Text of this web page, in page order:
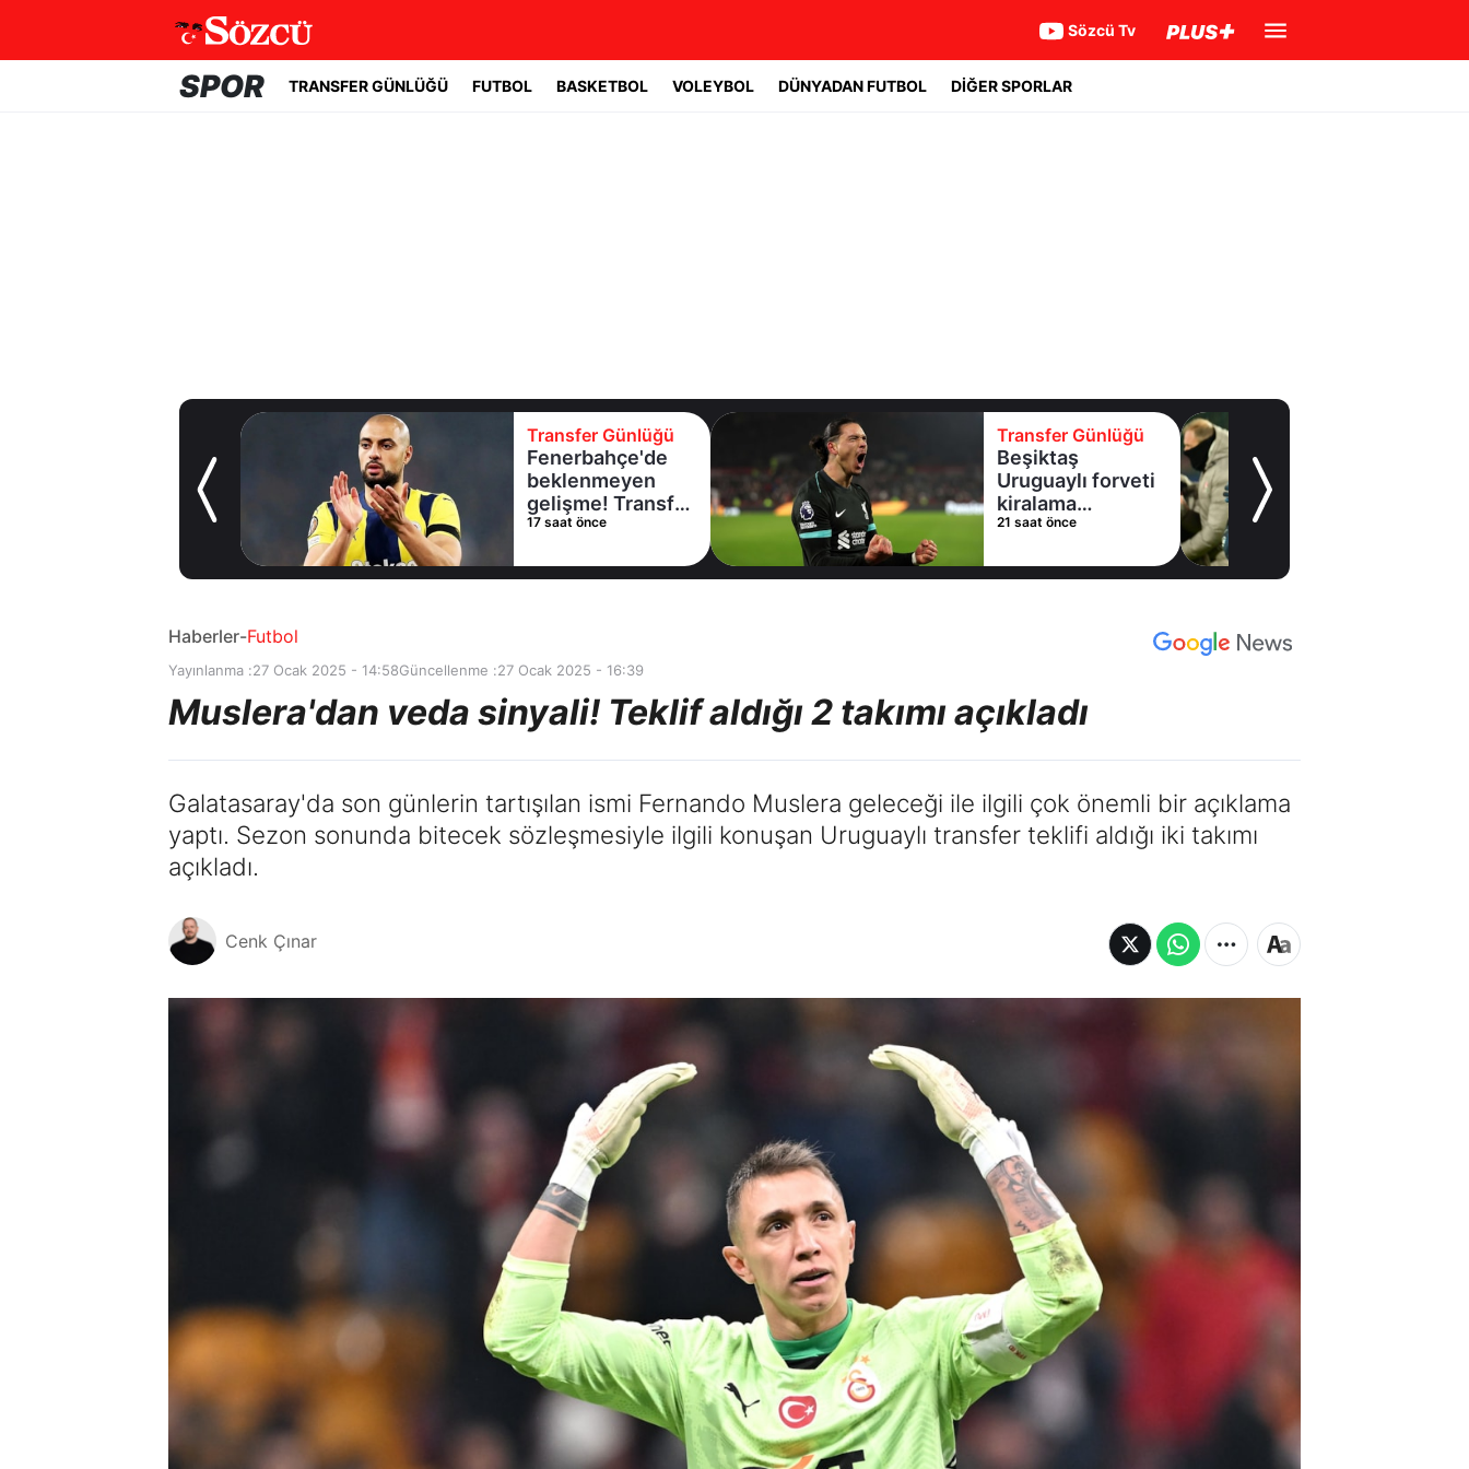
Sözcü Tv
SPOR TRANSFER GÜNLÜĞÜ FUTBOL BASKETBOL VOLEYBOL DÜNYADAN FUTBOL DİĞER SPORLAR
gelişme! Transfer
Transfer Günlüğü
Beşiktaş
Uruguaylı forveti
kiralama
konusunda Al
Adım adım Nunez
21 saat önce
Transfer Günlüğü
Batrakov’da ikinci
raunt
21 saat önce
Haberler-Futbol
Yayınlanma :27 Ocak 2025 - 14:58Güncellenme :27 Ocak 2025 - 16:39
Muslera'dan veda sinyali! Teklif aldığı 2 takımı açıkladı
Galatasaray'da son günlerin tartışılan ismi Fernando Muslera geleceği ile ilgili çok önemli bir açıklama
yaptı. Sezon sonunda bitecek sözleşmesiyle ilgili konuşan Uruguaylı transfer teklifi aldığı iki takımı
açıkladı.
Cenk Çınar